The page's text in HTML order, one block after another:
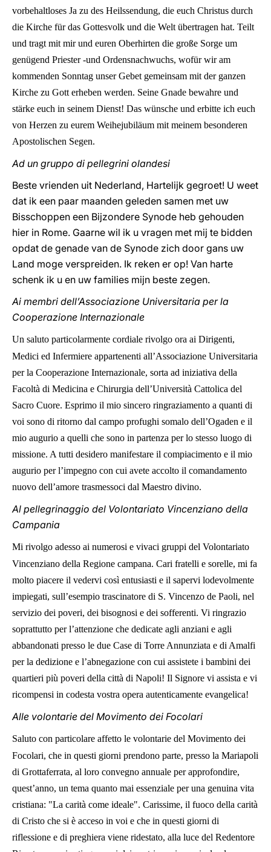
vorbehaltloses Ja zu des Heilssendung, die euch Christus durch
die Kirche für das Gottesvolk und die Welt übertragen hat. Teilt
und tragt mit mir und euren Oberhirten die große Sorge um
genügend Priester -und Ordensnachwuchs, wofür wir am
kommenden Sonntag unser Gebet gemeinsam mit der ganzen
Kirche zu Gott erheben werden. Seine Gnade bewahre und
stärke euch in seinem Dienst! Das wünsche und erbitte ich euch
von Herzen zu eurem Weihejubiläum mit meinem besonderen
Apostolischen Segen.
Ad un gruppo di pellegrini olandesi
Beste vrienden uit Nederland, Hartelijk gegroet! U weet
dat ik een paar maanden geleden samen met uw
Bisschoppen een Bijzondere Synode heb gehouden
hier in Rome. Gaarne wil ik u vragen met mij te bidden
opdat de genade van de Synode zich door gans uw
Land moge verspreiden. Ik reken er op! Van harte
schenk ik u en uw families mijn beste zegen.
Ai membri dell’Associazione Universitaria per la
Cooperazione Internazionale
Un saluto particolarmente cordiale rivolgo ora ai Dirigenti,
Medici ed Infermiere appartenenti all’Associazione Universitaria
per la Cooperazione Internazionale, sorta ad iniziativa della
Facoltà di Medicina e Chirurgia dell’Università Cattolica del
Sacro Cuore. Esprimo il mio sincero ringraziamento a quanti di
voi sono di ritorno dal campo profughi somalo dell’Ogaden e il
mio augurio a quelli che sono in partenza per lo stesso luogo di
missione. A tutti desidero manifestare il compiacimento e il mio
augurio per l’impegno con cui avete accolto il comandamento
nuovo dell’amore trasmessoci dal Maestro divino.
Al pellegrinaggio del Volontariato Vincenziano della
Campania
Mi rivolgo adesso ai numerosi e vivaci gruppi del Volontariato
Vincenziano della Regione campana. Cari fratelli e sorelle, mi fa
molto piacere il vedervi così entusiasti e il sapervi lodevolmente
impiegati, sull’esempio trascinatore di S. Vincenzo de Paoli, nel
servizio dei poveri, dei bisognosi e dei sofferenti. Vi ringrazio
soprattutto per l’attenzione che dedicate agli anziani e agli
abbandonati presso le due Case di Torre Annunziata e di Amalfi
per la dedizione e l’abnegazione con cui assistete i bambini dei
quartieri più poveri della città di Napoli! Il Signore vi assista e vi
ricompensi in codesta vostra opera autenticamente evangelica!
Alle volontarie del Movimento dei Focolari
Saluto con particolare affetto le volontarie del Movimento dei
Focolari, che in questi giorni prendono parte, presso la Mariapoli
di Grottaferrata, al loro convegno annuale per approfondire,
quest’anno, un tema quanto mai essenziale per una genuina vita
cristiana: "La carità come ideale". Carissime, il fuoco della carità
di Cristo che si è acceso in voi e che in questi giorni di
riflessione e di preghiera viene ridestato, alla luce del Redentore